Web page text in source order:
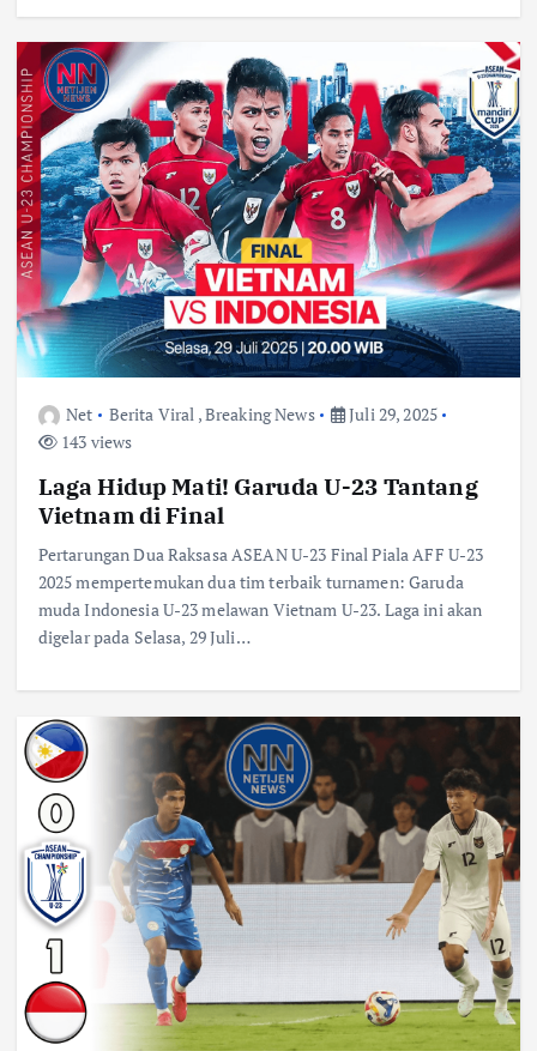
Net Berita Viral ,Breaking News
Juli 29, 2025
143 views
Laga Hidup Mati! Garuda U-23 Tantang
Vietnam di Final
Pertarungan Dua Raksasa ASEAN U-23 Final Piala AFF U-23
2025 mempertemukan dua tim terbaik turnamen: Garuda
muda Indonesia U-23 melawan Vietnam U-23. Laga ini akan
digelar pada Selasa, 29 Juli…